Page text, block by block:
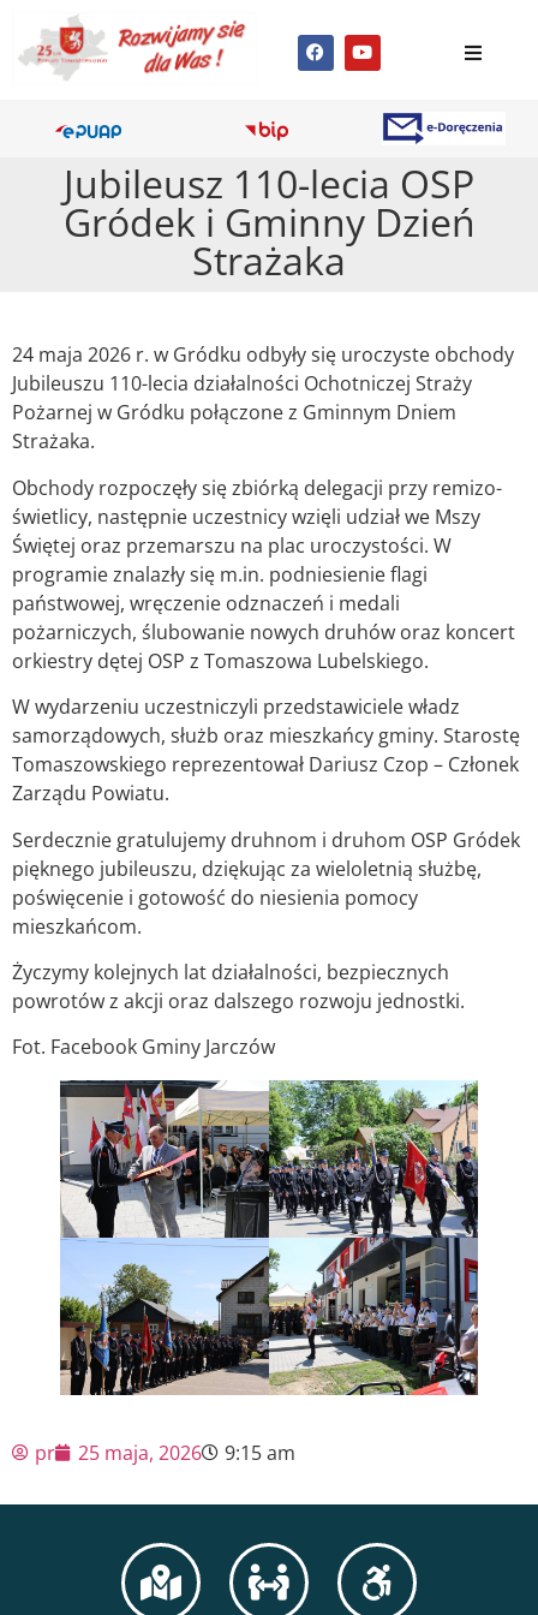
Jubileusz 110-lecia OSP
Gródek i Gminny Dzień
Strażaka
24 maja 2026 r. w Gródku odbyły się uroczyste obchody
Jubileuszu 110-lecia działalności Ochotniczej Straży
Pożarnej w Gródku połączone z Gminnym Dniem
Strażaka.
Obchody rozpoczęły się zbiórką delegacji przy remizo-
świetlicy, następnie uczestnicy wzięli udział we Mszy
Świętej oraz przemarszu na plac uroczystości. W
programie znalazły się m.in. podniesienie flagi
państwowej, wręczenie odznaczeń i medali
pożarniczych, ślubowanie nowych druhów oraz koncert
orkiestry dętej OSP z Tomaszowa Lubelskiego.
W wydarzeniu uczestniczyli przedstawiciele władz
samorządowych, służb oraz mieszkańcy gminy. Starostę
Tomaszowskiego reprezentował Dariusz Czop – Członek
Zarządu Powiatu.
Serdecznie gratulujemy druhnom i druhom OSP Gródek
pięknego jubileuszu, dziękując za wieloletnią służbę,
poświęcenie i gotowość do niesienia pomocy
mieszkańcom.
Życzymy kolejnych lat działalności, bezpiecznych
powrotów z akcji oraz dalszego rozwoju jednostki.
Fot. Facebook Gminy Jarczów
pr 25 maja, 2026 9:15 am